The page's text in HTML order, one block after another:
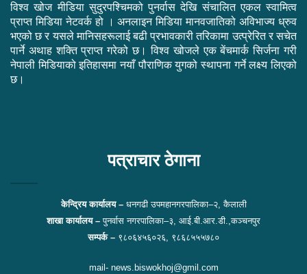
विश्व खोज मीडिया सुदुरपश्चिमको पुनर्वास देखि संचालित एकल स्वामित्व
प्राप्त मिडिया नेटवर्क हो । अनलाइन मिडिया मानवजातिको अविभाज्य ध्रुव
भएको छ र यसले मानिसहरूलाई बढी प्रभावकारी तरिकामा उत्प्रेरित र सचेत
पार्ने अथाह शक्ति प्राप्त गरेको छ। विश्व खोजले एक बेंचमार्क सिर्जना गरी
नेपाली मिडियाको इतिहासमा नयाँ पौराणिक युगको स्थापना गर्ने लक्ष्य लिएको
छ।
पत्राचार ठेगाना
केन्द्रिय कार्यालय –धनगढी उपमहानगरपालिका–२, कैलाली
शाखा कार्यालय –पुनर्वास नगरपालिका–३, आई.बी.आर.डी.,कञ्चनपुर
सम्पर्क – ९८०६४५६०२६, ९८६८५५५७८०
mail- news.biswokhoj@gmil.com